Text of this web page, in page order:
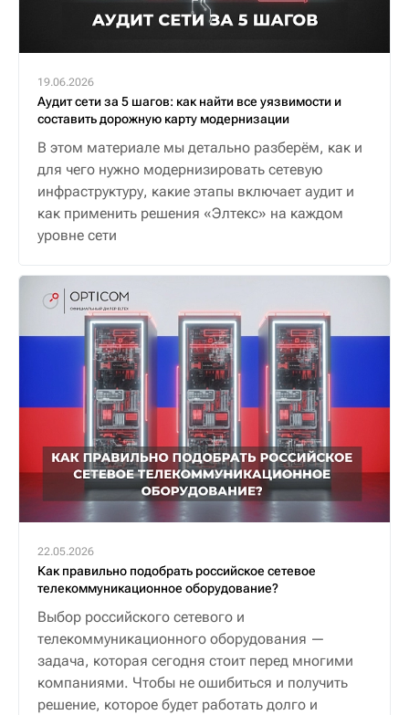
19.06.2026
Аудит сети за 5 шагов: как найти все уязвимости и
составить дорожную карту модернизации
В этом материале мы детально разберём, как и
для чего нужно модернизировать сетевую
инфраструктуру, какие этапы включает аудит и
как применить решения «Элтекс» на каждом
уровне сети
22.05.2026
Как правильно подобрать российское сетевое
телекоммуникационное оборудование?
Выбор российского сетевого и
телекоммуникационного оборудования —
задача, которая сегодня стоит перед многими
компаниями. Чтобы не ошибиться и получить
решение, которое будет работать долго и